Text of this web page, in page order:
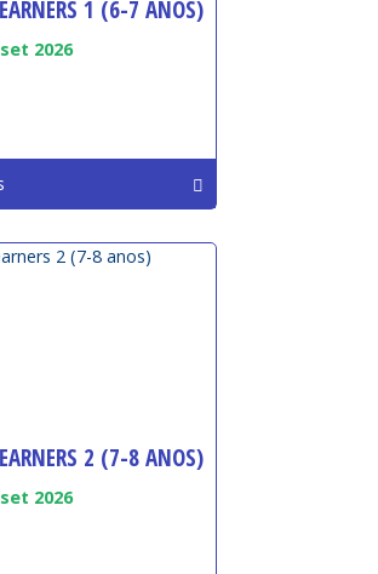
1 (6-7 ANOS)
2026
2 (7-8 ANOS)
2026